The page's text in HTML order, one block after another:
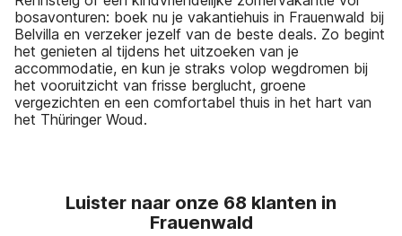
bosavonturen: boek nu je vakantiehuis in Frauenwald bij
Belvilla en verzeker jezelf van de beste deals. Zo begint
het genieten al tijdens het uitzoeken van je
accommodatie, en kun je straks volop wegdromen bij
het vooruitzicht van frisse berglucht, groene
vergezichten en een comfortabel thuis in het hart van
het Thüringer Woud.
Luister naar onze 68 klanten in
Frauenwald